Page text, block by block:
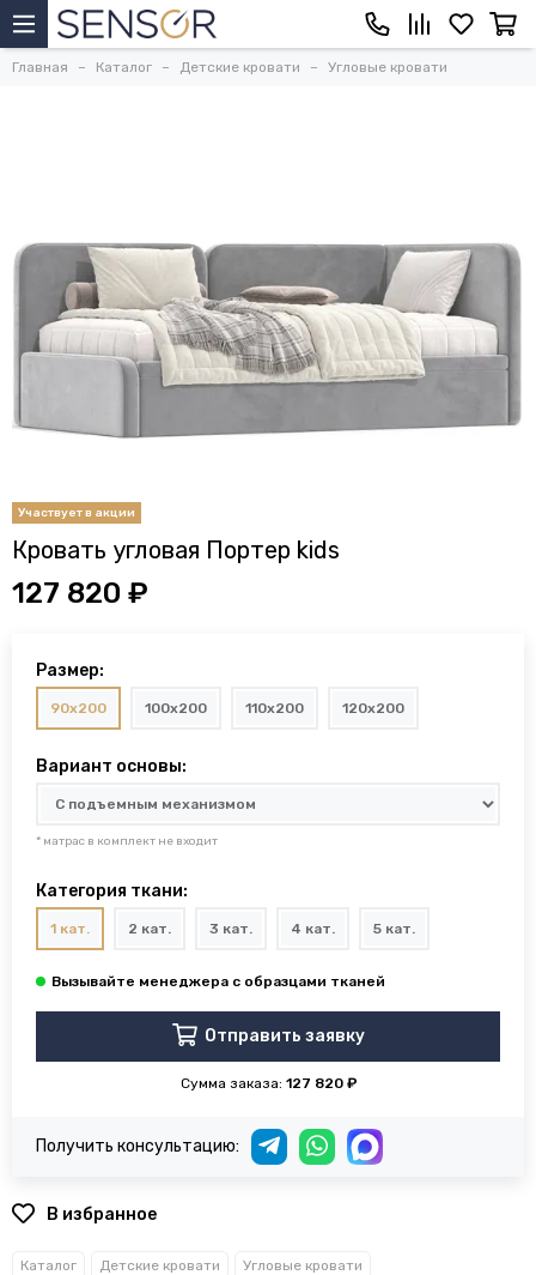
Главная Каталог Детские кровати Угловые кровати
Кровать угловая Портер kids
127 820 ₽
Размер:
90x200 100x200 110x200 120x200
Вариант основы:
* матрас в комплект не входит
Категория ткани:
1 кат. 2 кат. 3 кат. 4 кат. 5 кат.
Отправить заявку
Сумма заказа: 127 820 ₽
Получить консультацию:
В избранное
Каталог Детские кровати Угловые кровати